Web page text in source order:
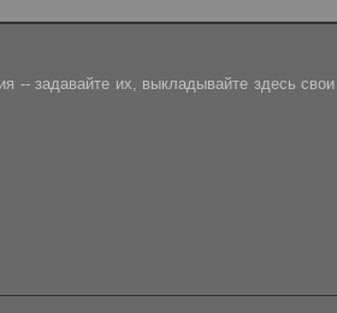
-- задавайте их, выкладывайте здесь